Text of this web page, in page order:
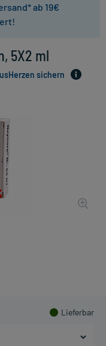
ab 19€
5X2 ml
sichern
Lieferbar